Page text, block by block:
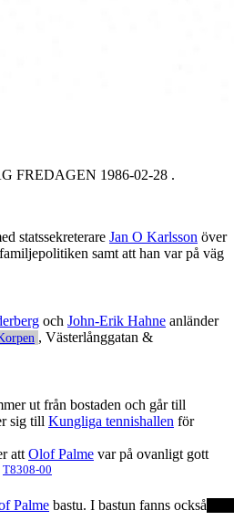
FREDAGEN 1986-02-28 .
statssekreterare Jan O Karlsson över
samt att han var på väg
och John-Erik Hahne anländer
, Västerlånggatan &
ut från bostaden och går till
sig till Kungliga tennishallen för
att Olof Palme var på ovanligt gott
T8308-00
Palme bastu. I bastun fanns också